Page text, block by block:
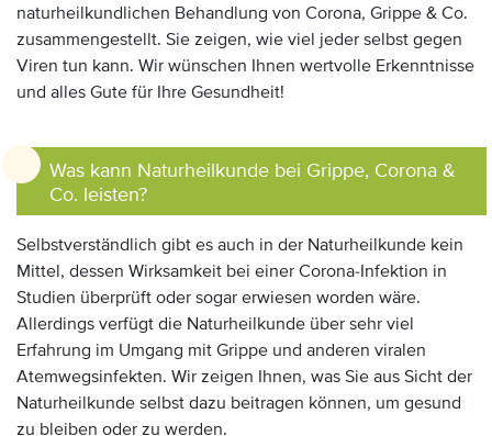
naturheilkundlichen Behandlung von Corona, Grippe & Co.
zusammengestellt. Sie zeigen, wie viel jeder selbst gegen
Viren tun kann. Wir wünschen Ihnen wertvolle Erkenntnisse
und alles Gute für Ihre Gesundheit!
Anzeige:Was kann Naturheilkunde bei Grippe, Corona &
Co. leisten?​​​​​​​
Selbstverständlich gibt es auch in der Naturheilkunde kein
Mittel, dessen Wirksamkeit bei einer Corona-Infektion in
Studien überprüft oder sogar erwiesen worden wäre.
Allerdings verfügt die Naturheilkunde über sehr viel
Erfahrung im Umgang mit Grippe und anderen viralen
Atemwegsinfekten. Wir zeigen Ihnen, was Sie aus Sicht der
Naturheilkunde selbst dazu beitragen können, um gesund
zu bleiben oder zu werden.